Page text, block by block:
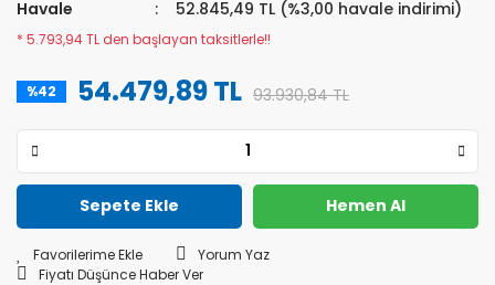
Havale
52.845,49 TL (%3,00 havale indirimi)
* 5.793,94 TL den başlayan taksitlerle!!
%42 54.479,89 TL 93.930,84 TL
Sepete Ekle Hemen Al
Yorum Yaz
Fiyatı Düşünce Haber Ver